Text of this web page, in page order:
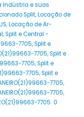
Indústria e suas
Split,Locação de
,Locação de Ar-
,Split e Central -
7705,Split e
7705,Split e
7705,Split e
7705,Split e
7705,
7705,
7705 0